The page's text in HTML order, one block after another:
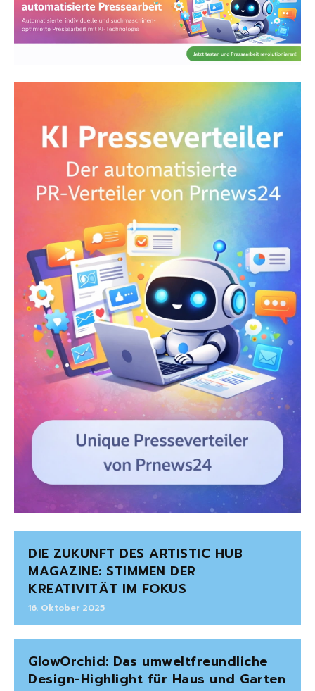
DIE ZUKUNFT DES ARTISTIC HUB
MAGAZINE: STIMMEN DER
KREATIVITÄT IM FOKUS
16. Oktober 2025
GlowOrchid: Das umweltfreundliche
Design-Highlight für Haus und Garten